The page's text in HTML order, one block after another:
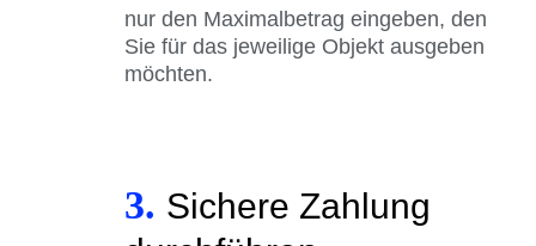
nur den Maximalbetrag eingeben, den
Sie für das jeweilige Objekt ausgeben
möchten.
3. Sichere Zahlung